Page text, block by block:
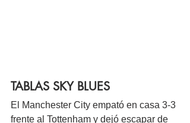
TABLAS SKY BLUES
El Manchester City empató en casa 3-3
frente al Tottenham y dejó escapar de